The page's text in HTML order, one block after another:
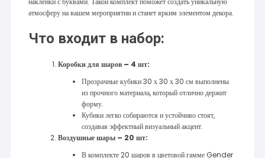
атмосферу на вашем мероприятии и станет ярким элементом декора.
Что входит в набор:
Коробки для шаров – 4 шт:
Прозрачные кубики 30 х 30 х 30 см выполнены
из прочного материала, который отлично держит
форму.
Кубики легко собираются и устойчиво стоят,
создавая эффектный визуальный акцент.
Воздушные шары – 20 шт:
В комплекте 20 шаров в цветовой гамме Gender